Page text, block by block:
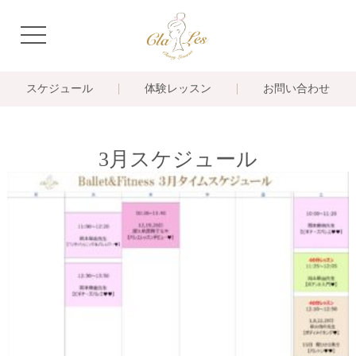
navigation
スケジュール 体験レッスン お問い合わせ
3月スケジュール